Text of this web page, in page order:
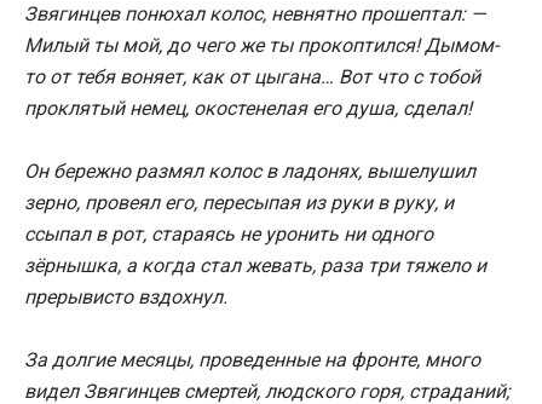
Звягинцев понюхал колос, невнятно прошептал: —
Милый ты мой, до чего же ты прокоптился! Дымом-
то от тебя воняет, как от цыгана… Вот что с тобой
проклятый немец, окостенелая его душа, сделал!
Он бережно размял колос в ладонях, вышелушил
зерно, провеял его, пересыпая из руки в руку, и
ссыпал в рот, стараясь не уронить ни одного
зёрнышка, а когда стал жевать, раза три тяжело и
прерывисто вздохнул.
За долгие месяцы, проведенные на фронте, много
видел Звягинцев смертей, людского горя, страданий;